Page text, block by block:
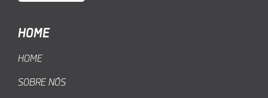
HOME
HOME
SOBRE NÓS